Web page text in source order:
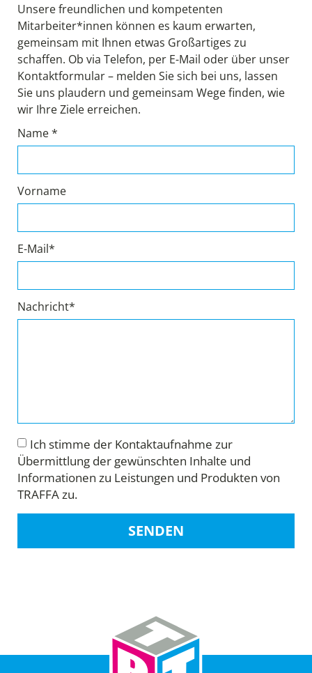
Unsere freundlichen und kompetenten
Mitarbeiter*innen können es kaum erwarten,
gemeinsam mit Ihnen etwas Großartiges zu
schaffen. Ob via Telefon, per E-Mail oder über unser
Kontaktformular – melden Sie sich bei uns, lassen
Sie uns plaudern und gemeinsam Wege finden, wie
wir Ihre Ziele erreichen.
Name *
Vorname
E-Mail*
Nachricht*
Ich stimme der Kontaktaufnahme zur
Übermittlung der gewünschten Inhalte und
Informationen zu Leistungen und Produkten von
TRAFFA zu.
SENDEN